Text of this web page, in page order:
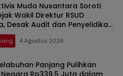
Muda Nusantara Soroti
Wakil Direktur RSUD
Desak Audit dan Penyelidikan
Wewenang
4 Agustus 2026
Panjang Pulihkan
Rp339,5 Juta dalam